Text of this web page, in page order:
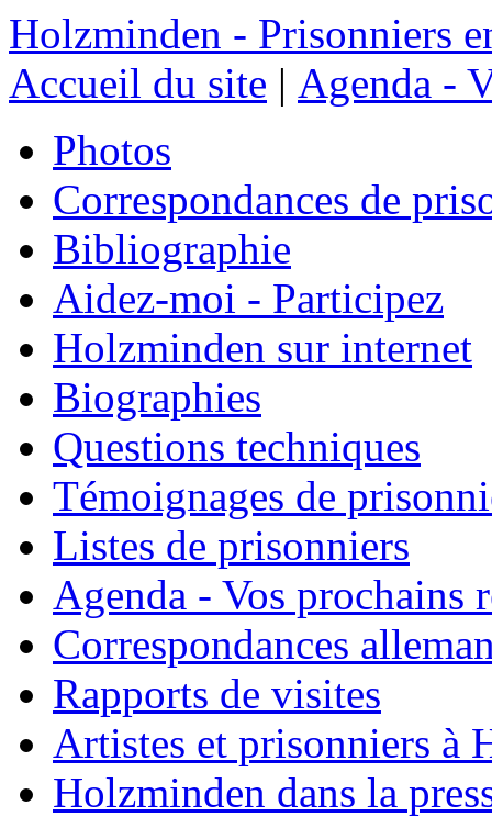
Holzminden - Prisonniers
Accueil du site | Agenda -
Photos
Correspondances de
Bibliographie
Aidez-moi - Participez
Holzminden sur internet
Biographies
Questions techniques
Témoignages de
Listes de prisonniers
Agenda - Vos prochains
Correspondances
Rapports de visites
Artistes et prisonniers à
Holzminden dans la